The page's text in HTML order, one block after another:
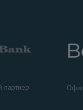
партнер